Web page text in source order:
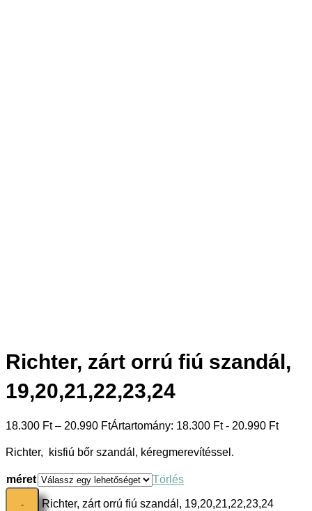
Richter, zárt orrú fiú szandál,
19,20,21,22,23,24
18.300 Ft – 20.990 FtÁrtartomány: 18.300 Ft - 20.990 Ft
Richter, kisfiú bőr szandál, kéregmerevítéssel.
méret Törlés
- Richter, zárt orrú fiú szandál, 19,20,21,22,23,24